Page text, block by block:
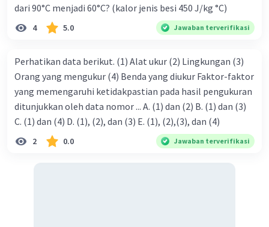
dari 90°C menjadi 60°C? (kalor jenis besi 450 J/kg °C)
4 5.0 Jawaban terverifikasi
Perhatikan data berikut. (1) Alat ukur (2) Lingkungan (3)
Orang yang mengukur (4) Benda yang diukur Faktor-faktor
yang memengaruhi ketidakpastian pada hasil pengukuran
ditunjukkan oleh data nomor ... A. (1) dan (2) B. (1) dan (3)
C. (1) dan (4) D. (1), (2), dan (3) E. (1), (2),(3), dan (4)
2 0.0 Jawaban terverifikasi